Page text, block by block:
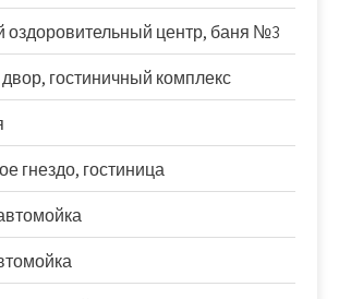
оздоровительный центр, баня №3
гостиничный комплекс
гнездо, гостиница